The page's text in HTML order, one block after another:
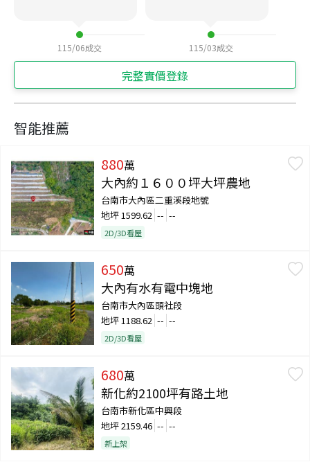
115/06成交 115/03成交
完整實價登錄
智能推薦
880萬
大內約１６００坪大坪農地
台南市大內區二重溪段地號
地坪1599.62 -- --
2D/3D看屋
650萬
大內有水有電中塊地
台南市大內區頭社段
地坪1188.62 -- --
2D/3D看屋
680萬
新化約2100坪有路土地
台南市新化區中興段
地坪2159.46 -- --
新上架